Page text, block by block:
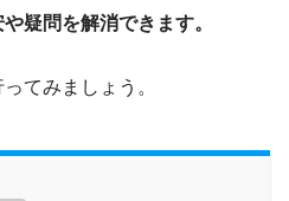
疑問を解消できます。
てみましょう。